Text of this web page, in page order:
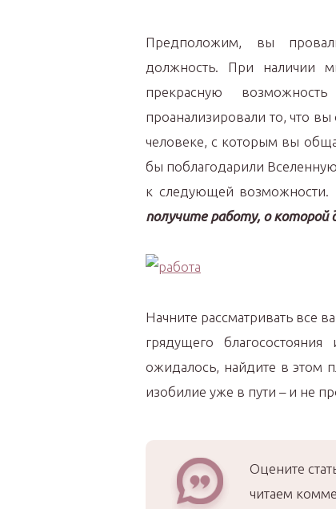
Предположим, вы
должность. При наличии
прекрасную
проанализировали то, что
человеке, с которым вы
бы поблагодарили
к следующей возможности.
получите работу, о
Начните рассматривать все
грядущего
ожидалось, найдите в этом
изобилие уже в пути – и не
Оцените
читаем